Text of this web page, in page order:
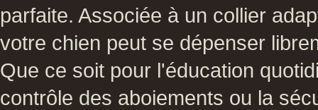
parfaite. Associée à un collier
votre chien peut se dépenser
Que ce soit pour l'éducation
contrôle des aboiements ou la